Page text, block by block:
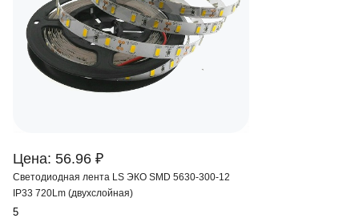
Цена: 56.96 ₽
Светодиодная лента LS ЭКО SMD 5630-300-12
IP33 720Lm (двухслойная)